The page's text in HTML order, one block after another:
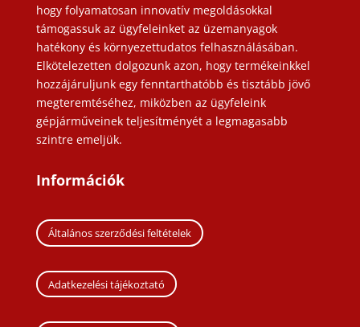
hogy folyamatosan innovatív megoldásokkal
támogassuk az ügyfeleinket az üzemanyagok
hatékony és környezettudatos felhasználásában.
Elkötelezetten dolgozunk azon, hogy termékeinkkel
hozzájáruljunk egy fenntarthatóbb és tisztább jövő
megteremtéséhez, miközben az ügyfeleink
gépjárműveinek teljesítményét a legmagasabb
szintre emeljük.
Információk
Általános szerződési feltételek
Adatkezelési tájékoztató